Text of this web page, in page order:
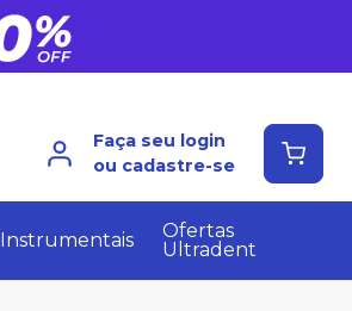
Faça seu login
ou cadastre-se
Instrumentais
Ofertas
Ultradent